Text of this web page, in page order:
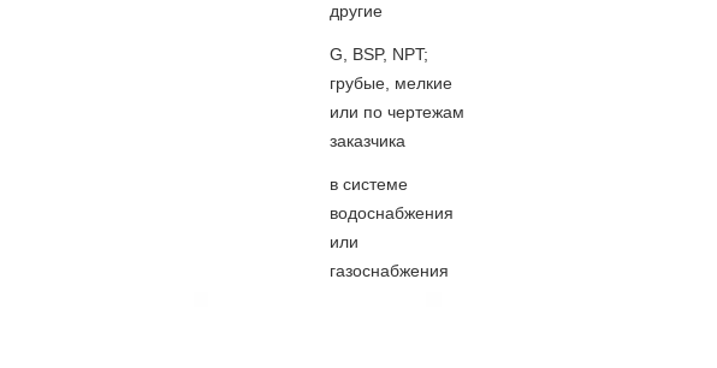
другие
G, BSP, NPT;
грубые, мелкие
или по чертежам
заказчика
в системе
водоснабжения
или
газоснабжения